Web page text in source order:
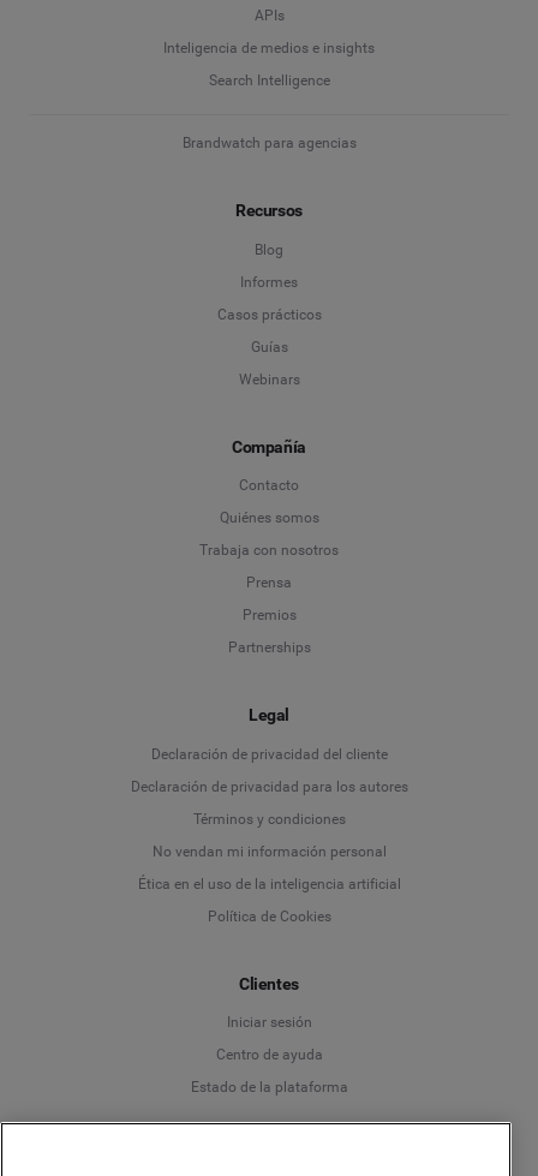
APIs
Inteligencia de medios e insights
Search Intelligence
Brandwatch para agencias
Recursos
Blog
Informes
Casos prácticos
Guías
Webinars
Compañía
Contacto
Quiénes somos
Trabaja con nosotros
Prensa
Premios
Partnerships
Legal
Declaración de privacidad del cliente
Declaración de privacidad para los autores
Términos y condiciones
No vendan mi información personal
Ética en el uso de la inteligencia artificial
Política de Cookies
Clientes
Iniciar sesión
Centro de ayuda
Estado de la plataforma
Language
Deutsch